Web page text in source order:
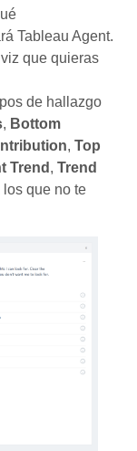
Tableau Agent.
que quieras
de hallazgo
, Bottom
,Top
Trend ,Trend
que no te